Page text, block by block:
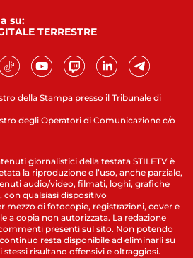
della Stampa presso il Tribunale di
degli Operatori di Comunicazione c/o
su:
TERRESTRE
giornalistici della testata STILETV è
la riproduzione e l’uso, anche parziale,
audio/video, filmati, loghi, grafiche
con qualsiasi dispositivo
mezzo di fotocopie, registrazioni, cover e
a copia non autorizzata. La redazione
presenti sul sito. Non potendo
resta disponibile ad eliminarli su
stessi risultano offensivi e oltraggiosi.